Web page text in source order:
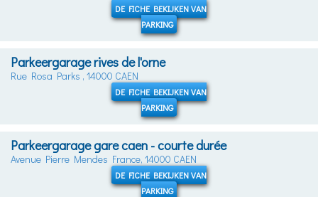
DE FICHE BEKIJKEN VAN
PARKING
Parkeergarage rives de l'orne
Rue Rosa Parks , 14000 CAEN
DE FICHE BEKIJKEN VAN
PARKING
Parkeergarage gare caen - courte durée
Avenue Pierre Mendes France, 14000 CAEN
DE FICHE BEKIJKEN VAN
PARKING